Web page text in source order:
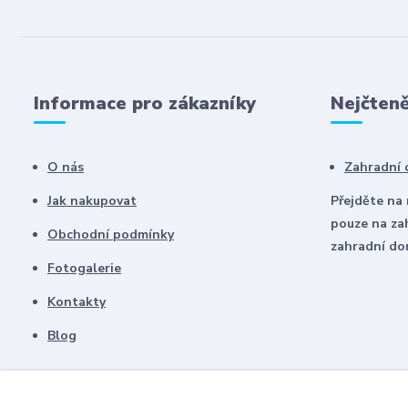
Informace pro zákazníky
O nás
Jak nakupovat
Obchodní podmínky
Fotogalerie
Kontakty
Blog
Zahradní
Přejděte na
pouze na
zahradní